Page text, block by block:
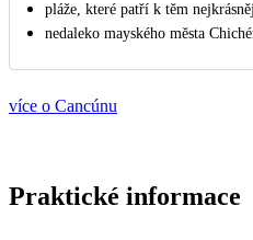
pláže, které patří k těm
nedaleko mayského města
více o Cancúnu
Praktické informace